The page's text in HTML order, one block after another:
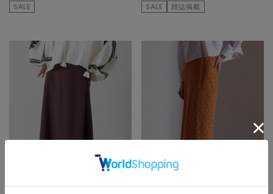
SALE SALE 雑誌掲載